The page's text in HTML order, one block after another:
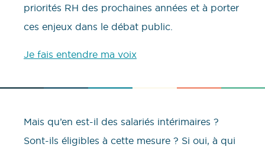
priorités RH des prochaines années et à porter
ces enjeux dans le débat public.
Je fais entendre ma voix
Mais qu’en est-il des salariés intérimaires ?
Sont-ils éligibles à cette mesure ? Si oui, à qui